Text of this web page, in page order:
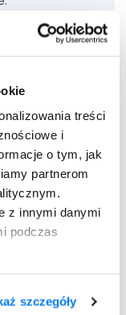
treści
i
o tym, jak
partnerom
z innymi danymi
podczas
szczegóły
do
zgodnie ze
standardowe
od
tabletki (250-500